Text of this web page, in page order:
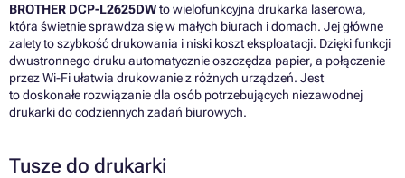
BROTHER DCP-L2625DWto wielofunkcyjna drukarka laserowa,
która świetnie sprawdza się w małych biurach i domach. Jej główne
zalety to szybkość drukowania i niski koszt eksploatacji. Dzięki funkcji
dwustronnego druku automatycznie oszczędza papier, a połączenie
przez Wi-Fi ułatwia drukowanie z różnych urządzeń. Jest
to doskonałe rozwiązanie dla osób potrzebujących niezawodnej
drukarki do codziennych zadań biurowych.
Tusze do drukarki